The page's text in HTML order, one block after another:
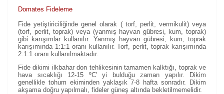
Domates Fideleme
Fide yetiştiriciliğinde genel olarak ( torf, perlit, vermikulit) veya
(torf, perlit, toprak) veya (yanmış hayvan gübresi, kum, toprak)
gibi karışımlar kullanılır. Yanmış hayvan gübresi, kum, toprak
karışımında 1:1:1 oranı kullanılır. Torf, perlit, toprak karışımında
2:1:1 oranı kullanılmaktadır.
Fide dikimi ilkbahar don tehlikesinin tamamen kalktığı, toprak ve
hava sıcaklığı 12-15 ºC' yi bulduğu zaman yapılır. Dikim
genellikle tohum ekiminden yaklaşık 7-8 hafta sonradır. Dikim
akşama doğru yapılmalı, fideler güneş altında bekletilmemelidir.